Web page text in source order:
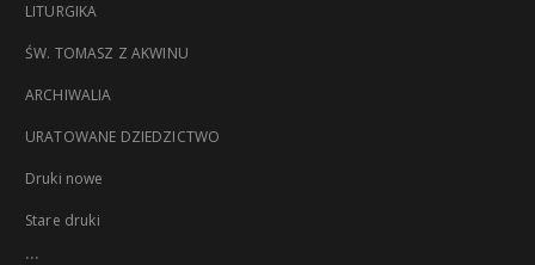
LITURGIKA
ŚW. TOMASZ Z AKWINU
ARCHIWALIA
URATOWANE DZIEDZICTWO
Druki nowe
Stare druki
...